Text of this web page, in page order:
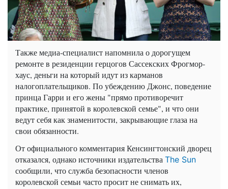
Также медиа-специалист напомнила о дорогущем
ремонте в резиденции герцогов Сассекских Фрогмор-
хаус, деньги на который идут из карманов
налогоплательщиков. По убеждению Джонс, поведение
принца Гарри и его жены "прямо противоречит
практике, принятой в королевской семье", и что они
ведут себя как знаменитости, закрывающие глаза на
свои обязанности.
От официального комментария Кенсингтонский дворец
отказался, однако источники издательства The Sun
сообщили, что служба безопасности членов
королевской семьи часто просит не снимать их,